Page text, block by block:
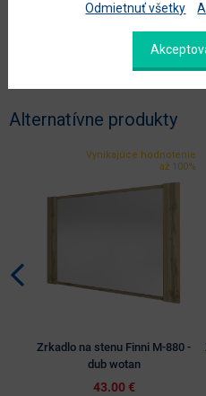
Alternatívne produkty
Vynikajúce hodnotenie
až 100%
Zrkadlo na stenu Finni M-880 -
dub wotan
43.00 €
Odmietnuť všetky